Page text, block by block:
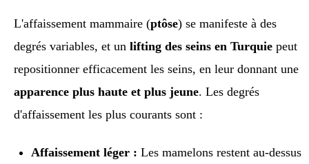
L'affaissement mammaire (ptôse) se manifeste à des
degrés variables, et un lifting des seins en Turquie peut
repositionner efficacement les seins, en leur donnant une
apparence plus haute et plus jeune. Les degrés
d'affaissement les plus courants sont :
Affaissement léger : Les mamelons restent au-dessus